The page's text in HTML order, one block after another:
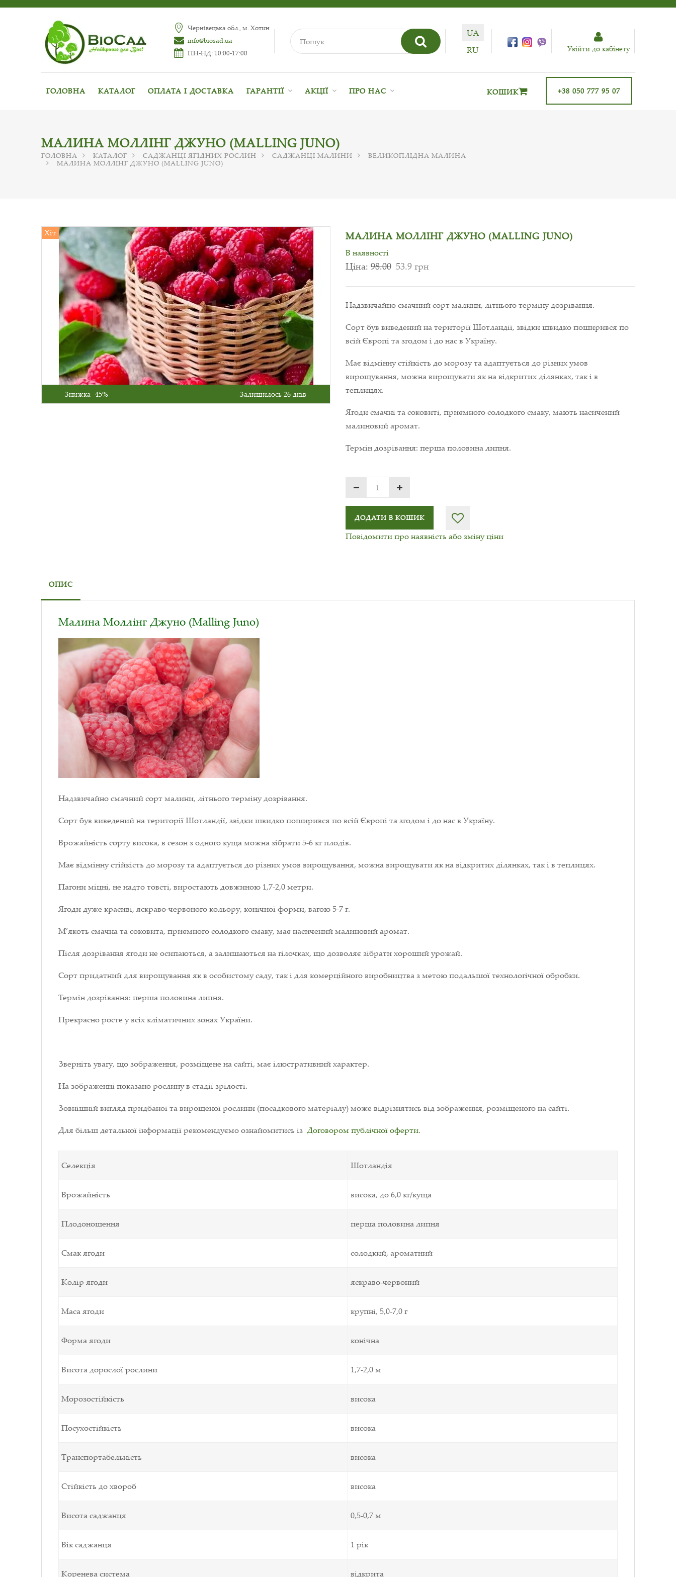
Чернівецька обл., м. Хотин
info@biosad.ua
ПН-НД: 10:00-17:00
UA
RU
Увiйти до кабiнету
ГОЛОВНА КАТАЛОГ ОПЛАТА І ДОСТАВКА ГАРАНТІЇ АКЦІЇ ПРО НАС +38 050 777 95 07
КОШИК
МАЛИНА МОЛЛІНГ ДЖУНО (MALLING JUNO)
ГОЛОВНА КАТАЛОГ САДЖАНЦІ ЯГІДНИХ РОСЛИН САДЖАНЦІ МАЛИНИ
ВЕЛИКОПЛІДНА МАЛИНА
МАЛИНА МОЛЛІНГ ДЖУНО (MALLING JUNO)
Хіт
Знижка -45% Залишилось 26 днів
МАЛИНА МОЛЛІНГ ДЖУНО (MALLING JUNO)
В наявності
Ціна: 98.00 53.9 грн
Надзвичайно смачний сорт малини, літнього терміну дозрівання.
Сорт був виведений на території Шотландії, звідки швидко поширився по
всій Європі та згодом і до нас в Україну.
Має відмінну стійкість до морозу та адаптується до різних умов
вирощування, можна вирощувати як на відкритих ділянках, так і в
теплицях.
Ягоди смачні та соковиті, приємного солодкого смаку, мають насичений
малиновий аромат.
Термін дозрівання: перша половина липня.
ДОДАТИ В КОШИК
Повідомити про наявність або зміну ціни
ОПИС
Малина Моллінг Джуно (Malling Juno)
Надзвичайно смачний сорт малини, літнього терміну дозрівання.
Сорт був виведений на території Шотландії, звідки швидко поширився по всій Європі та згодом і до нас в Україну.
Врожайність сорту висока, в сезон з одного куща можна зібрати 5-6 кг плодів.
Має відмінну стійкість до морозу та адаптується до різних умов вирощування, можна вирощувати як на відкритих ділянках, так і в теплицях.
Пагони міцні, не надто товсті, виростають довжиною 1,7-2,0 метри.
Ягоди дуже красиві, яскраво-червоного кольору, конічної форми, вагою 5-7 г.
М’якоть смачна та соковита, приємного солодкого смаку, має насичений малиновий аромат.
Після дозрівання ягоди не осипаються, а залишаються на гілочках, що дозволяє зібрати хороший урожай.
Сорт придатний для вирощування як в особистому саду, так і для комерційного виробництва з метою подальшої технологічної обробки.
Термін дозрівання: перша половина липня.
Прекрасно росте у всіх кліматичних зонах України.
Зверніть увагу, що зображення, розміщене на сайті, має ілюстративний характер.
На зображенні показано рослину в стадії зрілості.
Зовнішній вигляд придбаної та вирощеної рослини (посадкового матеріалу) може відрізнятись від зображення, розміщеного на сайті.
Для більш детальної інформації рекомендуємо ознайомитись із Договором публічної оферти.
Селекція Шотландія
Врожайність висока, до 6,0 кг/куща
Плодоношення перша половина липня
Смак ягоди солодкий, ароматний
Колір ягоди яскраво-червоний
Маса ягоди крупні, 5,0-7,0 г
Форма ягоди конічна
Висота дорослої рослини 1,7-2,0 м
Морозостійкість висока
Посухостійкість висока
Транспортабельність висока
Стійкість до хвороб висока
Висота саджанця 0,5-0,7 м
Вік саджанця 1 рік
Коренева система відкрита